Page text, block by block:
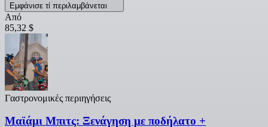
Εμφάνισε τί περιλαμβάνεται
Από
85,32 $
Γαστρονομικές περιηγήσεις
Μαϊάμι Μπιτς: Ξενάγηση με ποδήλατο +